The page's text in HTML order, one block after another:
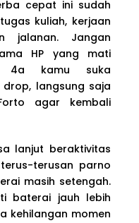
cepat ini sudah
kuliah, kerjaan
jalanan. Jangan
HP yang mati
4a kamu suka
langsung saja
agar kembali
lanjut beraktivitas
terusan parno
masih setengah.
baterai jauh lebih
kehilangan momen